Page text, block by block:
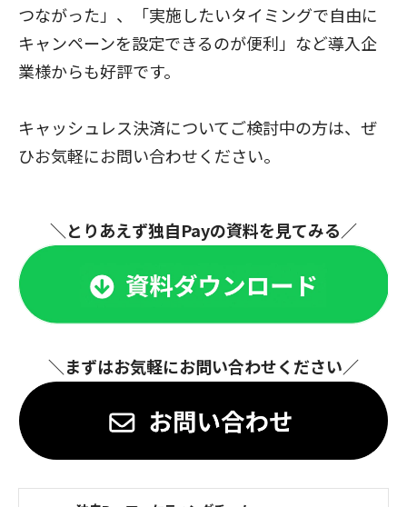
つながった」、「実施したいタイミングで自由に
キャンペーンを設定できるのが便利」など導入企
業様からも好評です。
​​​​​​​キャッシュレス決済についてご検討中の方は、ぜ
ひお気軽にお問い合わせください。
＼とりあえず独自Payの資料を見てみる／
＼まずはお気軽にお問い合わせください／